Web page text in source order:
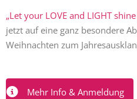
„Let your LOVE and LIGHT
jetzt auf eine ganz besondere
Weihnachten zum
Mehr Info & Anmeldung